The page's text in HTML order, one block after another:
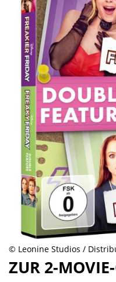
© Leonine Studios /
ZUR 2-